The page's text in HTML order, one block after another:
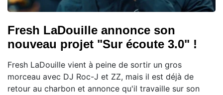
Fresh LaDouille annonce son
nouveau projet "Sur écoute 3.0" !
Fresh LaDouille vient à peine de sortir un gros
morceau avec DJ Roc-J et ZZ, mais il est déjà de
retour au charbon et annonce qu'il travaille sur son